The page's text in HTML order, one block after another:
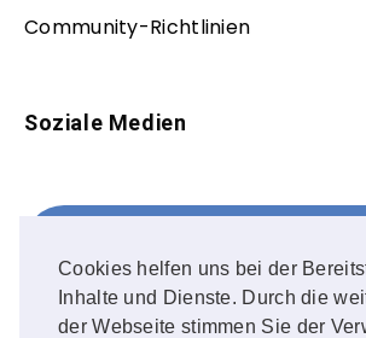
Cookies helfen uns bei der
Inhalte und Dienste. Durch die
der Webseite stimmen Sie der
Community-Richtlinien
Soziale Medien
FOLLOW ME!
Instagram